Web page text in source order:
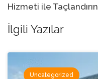
Hizmeti ile Taçlandırın
İlgili Yazılar
Uncategorized